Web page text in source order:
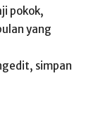
pokok,
yang
simpan